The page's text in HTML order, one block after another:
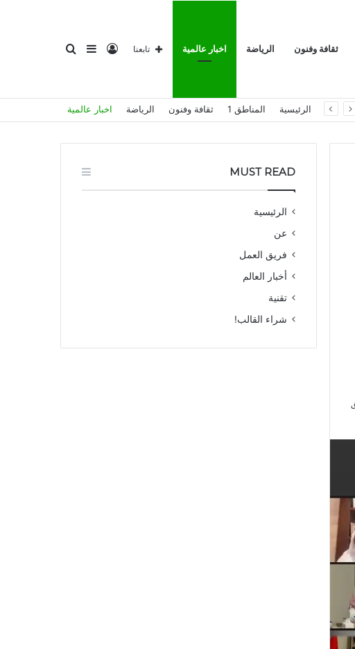
ثقافة وفنون الرياضة اخبار عالمية
عن
إضافة
عمود
تسجيل
الدخول
تابعنا
الرئيسية المناطق 1 ثقافة وفنون الرياضة اخبار عالمية
MUST READ
الرئيسية
عن
فريق العمل
أخبار العالم
تقنية
شراء القالب!